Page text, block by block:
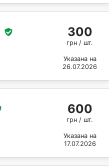
300
грн / шт.
Указана на
26.07.2026
600
грн / шт.
Указана на
17.07.2026